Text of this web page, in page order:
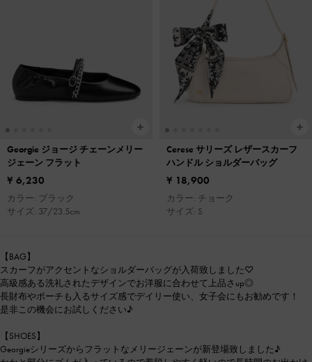
Georgie ジョージ チェーンメリー
ジェーン フラット
¥ 6,230
カラー: ブラック
サイズ: 37/23.5cm
Cerese サリーズ レザースカーフ
ハンドル ショルダーバッグ
¥ 18,900
カラー: チョーク
サイズ: S
【BAG】
スカーフがアクセントなショルダーバッグが入荷致しました♡
高級感ある洗礼されたデザインでお洋服に合わせて上品さup◎
長財布やポーチも入るサイズ感でデイリー使い、女子会にもお勧めです！
是非この機会にお試しください♪
【SHOES】
Georgieシリーズからフラットなメリージェーンが新登場致しました♪